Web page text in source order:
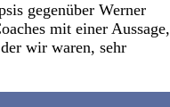
gegenüber Werner
mit einer Aussage,
wir waren, sehr